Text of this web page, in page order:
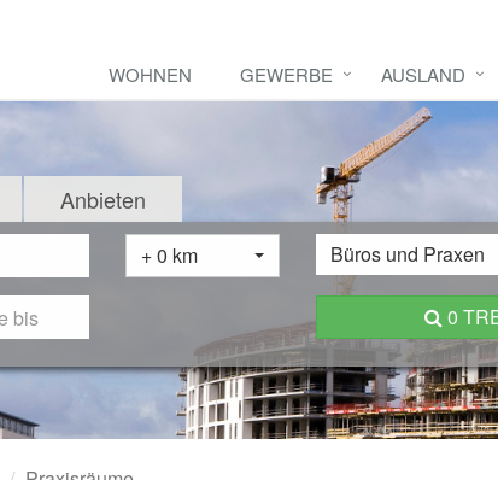
WOHNEN GEWERBE AUSLAND
Anbieten
+ 0 km Büros und Praxen
0